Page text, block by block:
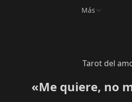
Más
Tarot del
«Me quiere, no